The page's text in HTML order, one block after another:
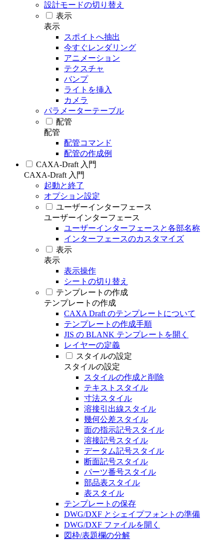
設計モードの切り替え
表示
表示
スポイトへ抽出
今すぐレンダリング
アニメーション
テクスチャ
バンプ
ライトを挿入
カメラ
パラメーターテーブル
配管
配管
配管コマンド
配管の作成例
CAXA-Draft 入門
CAXA-Draft 入門
起動と終了
オプション設定
ユーザーインターフェース
ユーザーインターフェース
ユーザーインターフェースと各部名称
インターフェースのカスタマイズ
表示
表示
表示操作
シートの切り替え
テンプレートの作成
テンプレートの作成
CAXA Draft のテンプレートについて
テンプレートの作成手順
JIS の BLANK テンプレートを開く
レイヤーの定義
スタイルの設定
スタイルの設定
スタイルの作成と削除
テキストスタイル
寸法スタイル
溶接引出線スタイル
幾何公差スタイル
面の指示記号スタイル
溶接記号スタイル
データム記号スタイル
断面記号スタイル
パーツ番号スタイル
部品表スタイル
表スタイル
テンプレートの保存
DWG/DXF とシェイプフォントの準備
DWG/DXF ファイルを開く
図枠/表題欄の分解